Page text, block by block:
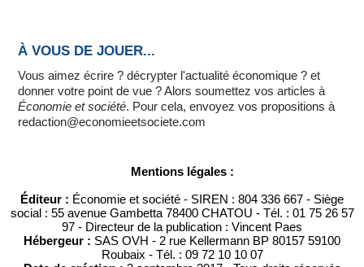
À VOUS DE JOUER...
Vous aimez écrire ? décrypter l'actualité économique ? et
donner votre point de vue ? Alors soumettez vos articles à
Économie et société. Pour cela, envoyez vos propositions à
redaction@economieetsociete.com
Mentions légales :
Éditeur : Économie et société - SIREN : 804 336 667 - Siège
social : 55 avenue Gambetta 78400 CHATOU - Tél. : 01 75 26 57
97 - Directeur de la publication : Vincent Paes
Hébergeur : SAS OVH - 2 rue Kellermann BP 80157 59100
Roubaix - Tél. : 09 72 10 10 07